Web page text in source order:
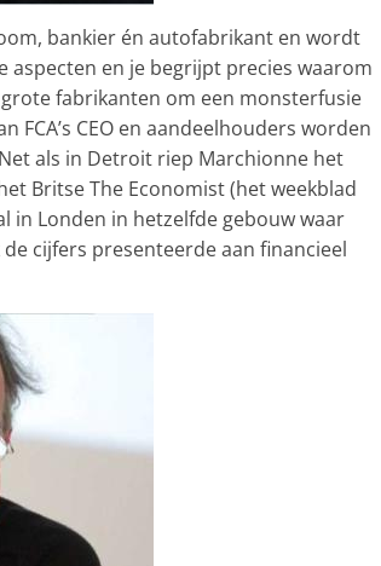
bankier én autofabrikant en wordt
aspecten en je begrijpt precies waarom
fabrikanten om een monsterfusie
CEO en aandeelhouders worden
als in Detroit riep Marchionne het
Britse The Economist (het weekblad
in Londen in hetzelfde gebouw waar
cijfers presenteerde aan financieel